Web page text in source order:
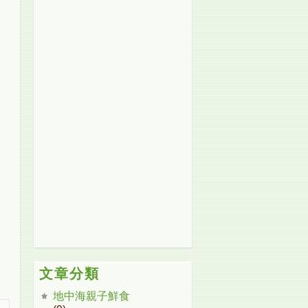
文章分類
地中海親子鮮食